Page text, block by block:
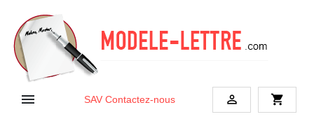
 SAV Contactez-nous  shopping_cart